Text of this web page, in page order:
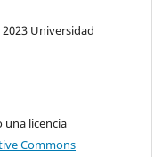
Universidad
una licencia
Commons